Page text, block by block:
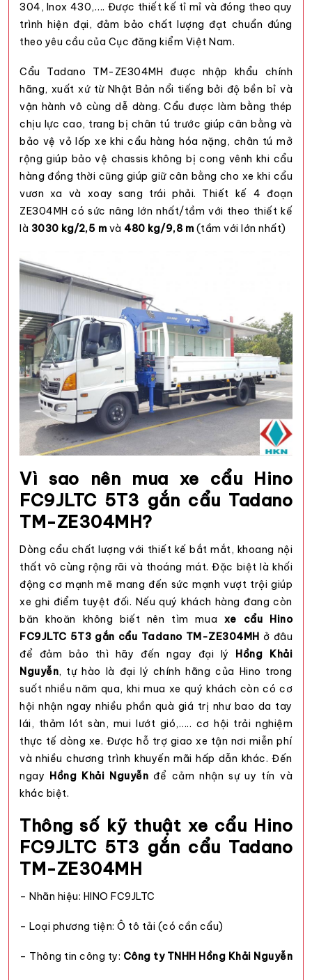
304, Inox 430,…. Được thiết kế tỉ mỉ và đóng theo quy
trình hiện đại, đảm bảo chất lượng đạt chuẩn đúng
theo yêu cầu của Cục đăng kiểm Việt Nam.
Cẩu Tadano TM-ZE304MH được nhập khẩu chính
hãng, xuất xứ từ Nhật Bản nổi tiếng bởi độ bền bỉ và
vận hành vô cùng dễ dàng. Cẩu được làm bằng thép
chịu lực cao, trang bị chân tú trước giúp cân bằng và
bảo vệ vỏ lốp xe khi cẩu hàng hóa nặng, chân tú mở
rộng giúp bảo vệ chassis không bị cong vênh khi cẩu
hàng đồng thời cũng giúp giữ cân bằng cho xe khi cẩu
vươn xa và xoay sang trái phải. Thiết kế 4 đoạn
ZE304MH có sức nâng lớn nhất/tầm với theo thiết kế
là 3030 kg/2,5 m và 480 kg/9,8 m (tầm với lớn nhất)
Vì sao nên mua xe cẩu Hino
FC9JLTC 5T3 gắn cẩu Tadano
TM-ZE304MH?
Dòng cẩu chất lượng với thiết kế bắt mắt, khoang nội
thất vô cùng rộng rãi và thoáng mát. Đặc biệt là khối
động cơ mạnh mẽ mang đến sức mạnh vượt trội giúp
xe ghi điểm tuyệt đối. Nếu quý khách hàng đang còn
băn khoăn không biết nên tìm mua xe cẩu Hino
FC9JLTC 5T3 gắn cẩu Tadano TM-ZE304MH ở đâu
để đảm bảo thì hãy đến ngay đại lý Hồng Khải
Nguyễn, tự hào là đại lý chính hãng của Hino trong
suốt nhiều năm qua, khi mua xe quý khách còn có cơ
hội nhận ngay nhiều phần quà giá trị như bao da tay
lái, thảm lót sàn, mui lướt gió,….. cơ hội trải nghiệm
thực tế dòng xe. Được hỗ trợ giao xe tận nơi miễn phí
và nhiều chương trình khuyến mãi hấp dẫn khác. Đến
ngay Hồng Khải Nguyễn để cảm nhận sự uy tín và
khác biệt.
Thông số kỹ thuật xe cẩu Hino
FC9JLTC 5T3 gắn cẩu Tadano
TM-ZE304MH
– Nhãn hiệu: HINO FC9JLTC
– Loại phương tiện: Ô tô tải (có cần cẩu)
– Thông tin công ty: Công ty TNHH Hồng Khải Nguyễn